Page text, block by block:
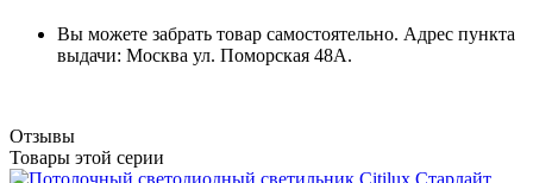
Вы можете забрать товар самостоятельно. Адрес пункта
выдачи: Москва ул. Поморская 48А.
Отзывы
Товары этой серии